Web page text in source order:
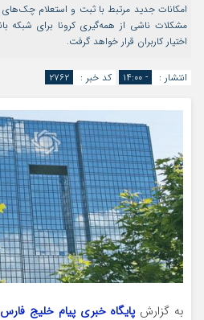
مرا به خاطر بسپار
امکانات جدید مرتبط با ثبت و استعلام
مشکلات ناشی از همه‌گیری کرونا برای شبکه
اختیار کاربران قرار خواهد گرفت.
انتشار : - ۱۴:۰۰ کد خبر : ۲۷۶۲
به گزارشپایگاه خبری پیام خلیج فارس